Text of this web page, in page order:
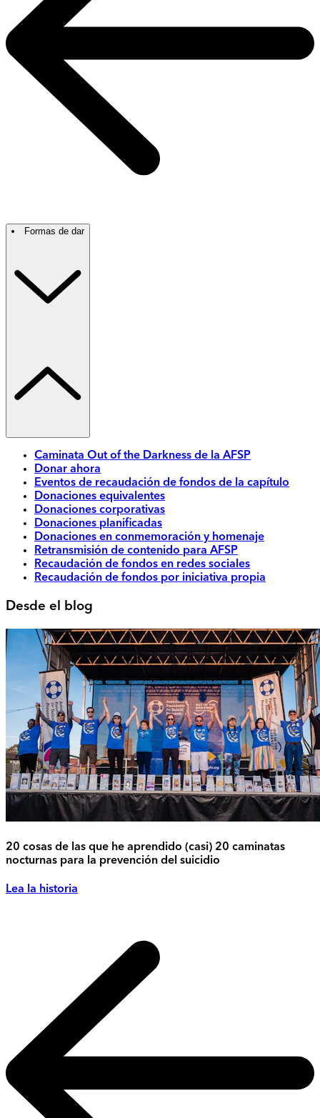
Formas de dar
Caminata Out of the Darkness de la AFSP
Donar ahora
Eventos de recaudación de fondos de la capítulo
Donaciones equivalentes
Donaciones corporativas
Donaciones planificadas
Donaciones en conmemoración y homenaje
Retransmisión de contenido para AFSP
Recaudación de fondos en redes sociales
Recaudación de fondos por iniciativa propia
Desde el blog
20 cosas de las que he aprendido (casi) 20 caminatas
nocturnas para la prevención del suicidio
Lea la historia